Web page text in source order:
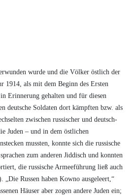
wurde und die Völker östlich der
1914, als mit dem Beginn des Ersten
Erinnerung gehalten und für diesen
deutsche Soldaten dort kämpften bzw. als
zwischen russischer und deutsch-
Juden – und in dem östlichen
mussten, konnte sich die russische
zum anderen Jiddisch und konnten
die russische Armeeführung ließ auch
Russen haben Kowno ausgeleert,“
Häuser aber zogen andere Juden ein;